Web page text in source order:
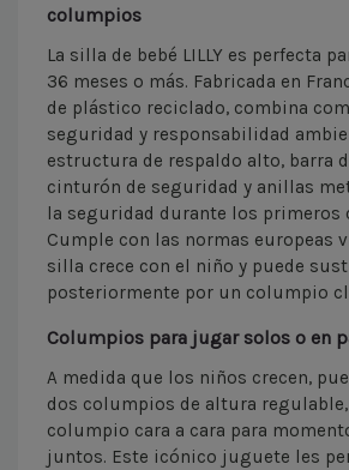
columpios
La silla de bebé LILLY es perfecta
36 meses o más. Fabricada en
de plástico reciclado, combina
seguridad y responsabilidad
estructura de respaldo alto, barra
cinturón de seguridad y anillas
la seguridad durante los primeros
Cumple con las normas europeas
silla crece con el niño y puede
posteriormente por un columpio
Columpios para jugar solos o en
A medida que los niños crecen,
dos columpios de altura
columpio cara a cara para
juntos. Este icónico juguete les